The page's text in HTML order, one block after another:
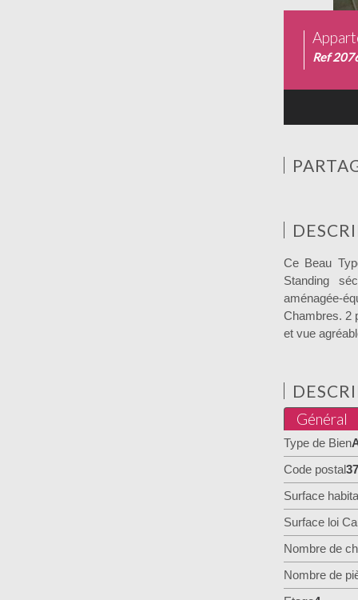
Ref
Ce Beau
Standing
aménagée-
Chambres. 2
et vue
Général
Type de Bien
Code postal
Surface
Surface loi
Nombre de
Nombre de